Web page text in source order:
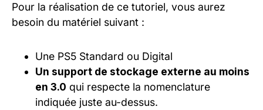
Pour la réalisation de ce tutoriel, vous aurez
besoin du matériel suivant :
Une PS5 Standard ou Digital
Un support de stockage externe au moins
en 3.0 qui respecte la nomenclature
indiquée juste au-dessus.